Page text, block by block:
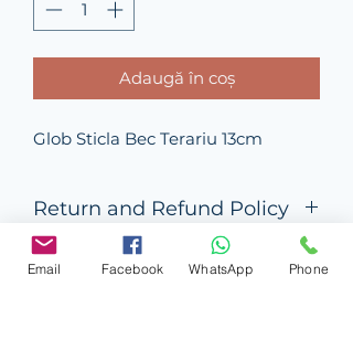
Adaugă în coș
Glob Sticla Bec Terariu 13cm
Return and Refund Policy
this is my return and refund policy
Email Facebook WhatsApp Phone